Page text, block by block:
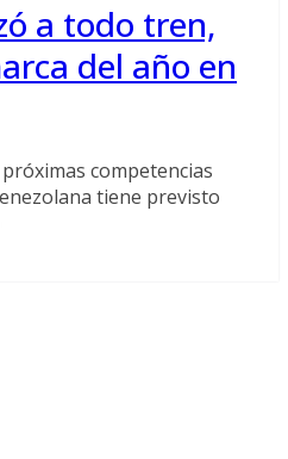
a todo tren,
del año en
competencias
tiene previsto